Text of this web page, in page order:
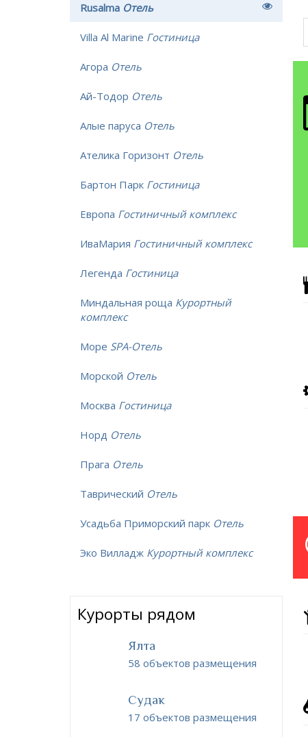
Rusalma Отель
Villa Al Marine Гостиница
Агора Отель
Ай-Тодор Отель
Алые паруса Отель
Ателика Горизонт Отель
Бартон Парк Гостиница
Европа Гостиничный комплекс
ИваМария Гостиничный комплекс
Легенда Гостиница
Миндальная роща Курортный
комплекс
Море SPA-Отель
Морской Отель
Москва Гостиница
Норд Отель
Прага Отель
Таврический Отель
Усадьба Приморский парк Отель
Эко Вилладж Курортный комплекс
Курорты рядом
Ялта
58 объектов размещения
Судак
17 объектов размещения